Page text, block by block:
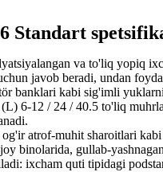
Standart
va to'liq yopiq
javob beradi, undan
banklari kabi sig'imli
6-12 / 24 / 40.5 to'liq
atrof-muhit sharoitlari
binolarida, gullab-
ixcham quti tipidagi